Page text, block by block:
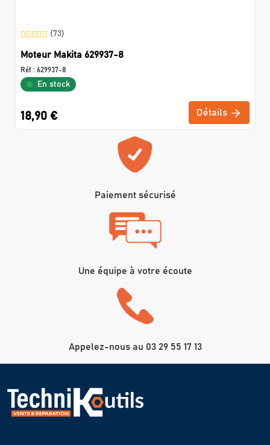
(73)
Moteur Makita 629937-8
Réf : 629937-8
En stock
18,90 € Détails
Paiement sécurisé
Une équipe à votre écoute
Appelez-nous au 03 29 55 17 13